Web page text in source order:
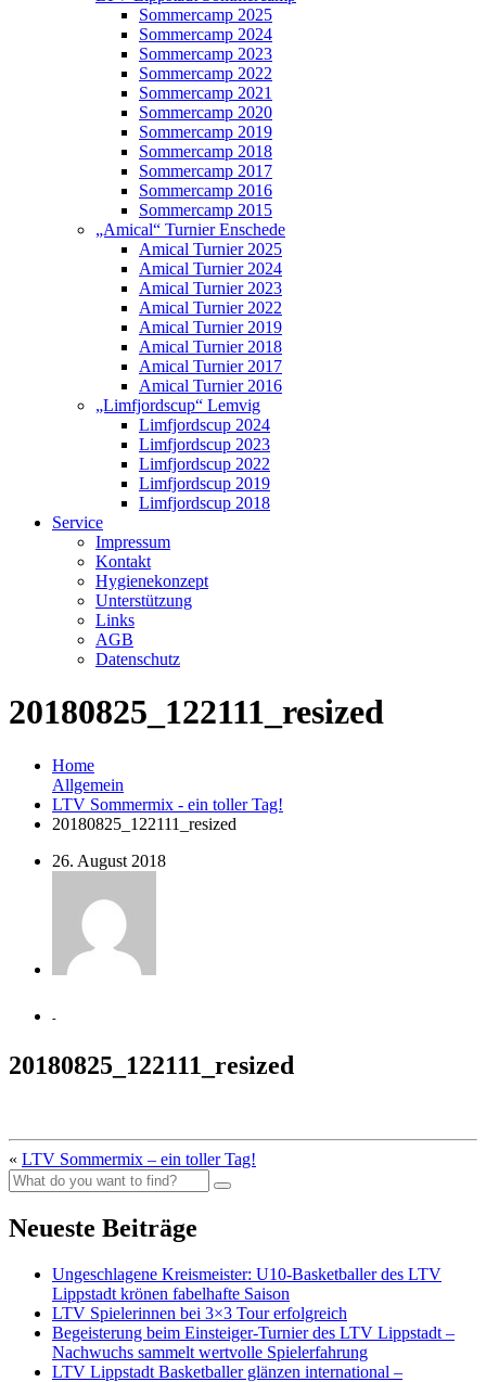
Sommercamp 2025
Sommercamp 2024
Sommercamp 2023
Sommercamp 2022
Sommercamp 2021
Sommercamp 2020
Sommercamp 2019
Sommercamp 2018
Sommercamp 2017
Sommercamp 2016
Sommercamp 2015
„Amical“ Turnier Enschede
Amical Turnier 2025
Amical Turnier 2024
Amical Turnier 2023
Amical Turnier 2022
Amical Turnier 2019
Amical Turnier 2018
Amical Turnier 2017
Amical Turnier 2016
„Limfjordscup“ Lemvig
Limfjordscup 2024
Limfjordscup 2023
Limfjordscup 2022
Limfjordscup 2019
Limfjordscup 2018
Service
Impressum
Kontakt
Hygienekonzept
Unterstützung
Links
AGB
Datenschutz
20180825_122111_resized
Home
Allgemein
LTV Sommermix - ein toller Tag!
20180825_122111_resized
26. August 2018
-
20180825_122111_resized
« LTV Sommermix – ein toller Tag!
Neueste Beiträge
Ungeschlagene Kreismeister: U10-Basketballer des LTV
Lippstadt krönen fabelhafte Saison
LTV Spielerinnen bei 3×3 Tour erfolgreich
Begeisterung beim Einsteiger-Turnier des LTV Lippstadt –
Nachwuchs sammelt wertvolle Spielerfahrung
LTV Lippstadt Basketballer glänzen international –